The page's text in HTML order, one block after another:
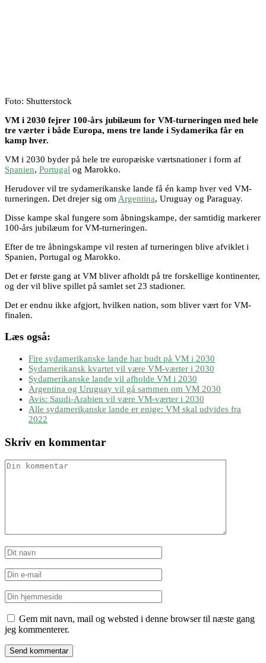
Foto: Shutterstock
VM i 2030 fejrer 100-års jubilæum for VM-turneringen med hele
tre værter i både Europa, mens tre lande i Sydamerika får en
kamp hver.
VM i 2030 byder på hele tre europæiske værtsnationer i form af
Spanien, Portugal og Marokko.
Herudover vil tre sydamerikanske lande få én kamp hver ved VM-
turneringen. Det drejer sig om Argentina, Uruguay og Paraguay.
Disse kampe skal fungere som åbningskampe, der samtidig markerer
100-års jubilæum for VM-turneringen.
Efter de tre åbningskampe vil resten af turneringen blive afviklet i
Spanien, Portugal og Marokko.
Det er første gang at VM bliver afholdt på tre forskellige kontinenter,
og der vil blive spillet på samlet set 23 stadioner.
Det er endnu ikke afgjort, hvilken nation, som bliver vært for VM-
finalen.
Læs også:
Fire sydamerikanske lande har budt på VM i 2030
Sydamerikansk kvartet vil være VM-værter i 2030
Sydamerikanske lande vil afholde VM i 2030
Argentina og Uruguay vil gå sammen om VM 2030
Avis: Saudi-Arabien vil være VM-værter i 2030
Alle sydamerikanske lande er enige: VM skal udvides fra
2022
Skriv en kommentar
Gem mit navn, mail og websted i denne browser til næste gang
jeg kommenterer.